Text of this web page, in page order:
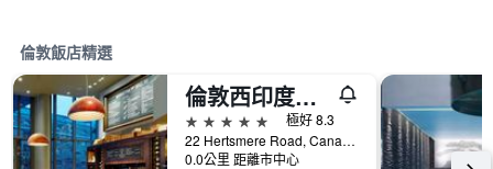
倫敦飯店精選
倫敦西印度碼頭萬豪酒店
5星級
極好 8.3
22 Hertsmere Road, Canary Wharf, 倫敦, 英國
0.0公里 距離市中心